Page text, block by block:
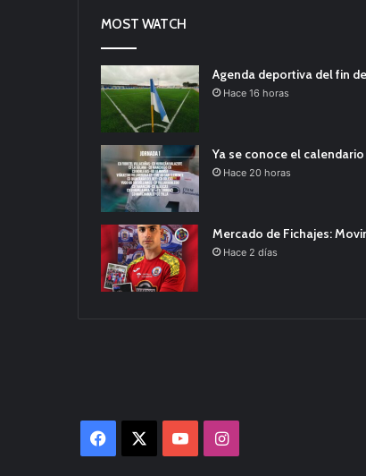
MOST WATCH
Agenda deportiva del fin
Hace 16 horas
Ya se conoce el calendario
Hace 20 horas
Mercado de Fichajes:
Hace 2 días
Facebook YouTubeInstagram